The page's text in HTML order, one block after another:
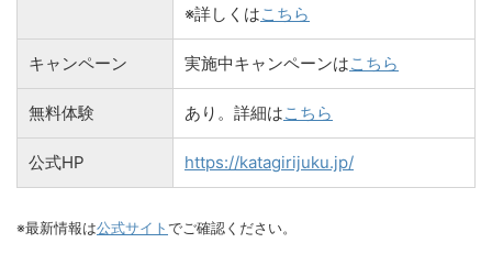
※詳しくはこちら
キャンペーン 実施中キャンペーンはこちら
無料体験 あり。詳細はこちら
公式HP https://katagirijuku.jp/
※最新情報は公式サイト でご確認ください。